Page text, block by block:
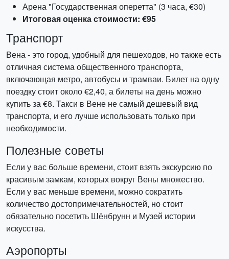
Арена "Государственная оперетта" (3 часа, €30)
Итоговая оценка стоимости: €95
Транспорт
Вена - это город, удобный для пешеходов, но также есть
отличная система общественного транспорта,
включающая метро, автобусы и трамваи. Билет на одну
поездку стоит около €2,40, а билеты на день можно
купить за €8. Такси в Вене не самый дешевый вид
транспорта, и его лучше использовать только при
необходимости.
Полезные советы
Если у вас больше времени, стоит взять экскурсию по
красивым замкам, которых вокруг Вены множество.
Если у вас меньше времени, можно сократить
количество достопримечательностей, но стоит
обязательно посетить Шёнбрунн и Музей истории
искусства.
Аэропорты